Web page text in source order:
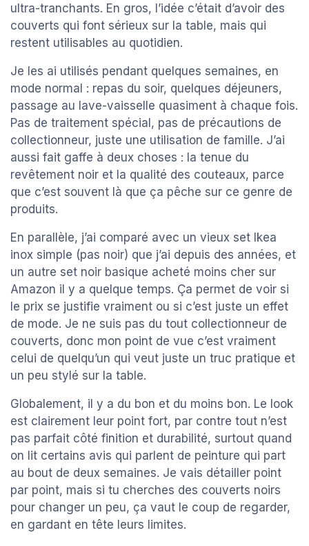
ultra-tranchants. En gros, l’idée c’était d’avoir des
couverts qui font sérieux sur la table, mais qui
restent utilisables au quotidien.
Je les ai utilisés pendant quelques semaines, en
mode normal : repas du soir, quelques déjeuners,
passage au lave-vaisselle quasiment à chaque fois.
Pas de traitement spécial, pas de précautions de
collectionneur, juste une utilisation de famille. J’ai
aussi fait gaffe à deux choses : la tenue du
revêtement noir et la qualité des couteaux, parce
que c’est souvent là que ça pêche sur ce genre de
produits.
En parallèle, j’ai comparé avec un vieux set Ikea
inox simple (pas noir) que j’ai depuis des années, et
un autre set noir basique acheté moins cher sur
Amazon il y a quelque temps. Ça permet de voir si
le prix se justifie vraiment ou si c’est juste un effet
de mode. Je ne suis pas du tout collectionneur de
couverts, donc mon point de vue c’est vraiment
celui de quelqu’un qui veut juste un truc pratique et
un peu stylé sur la table.
Globalement, il y a du bon et du moins bon. Le look
est clairement leur point fort, par contre tout n’est
pas parfait côté finition et durabilité, surtout quand
on lit certains avis qui parlent de peinture qui part
au bout de deux semaines. Je vais détailler point
par point, mais si tu cherches des couverts noirs
pour changer un peu, ça vaut le coup de regarder,
en gardant en tête leurs limites.